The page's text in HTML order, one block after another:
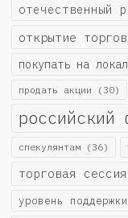
отечественный
открытие торгов
покупать на
продать акции (30)
российский
спекулянтам (36)
торговая сессия
уровень поддержки